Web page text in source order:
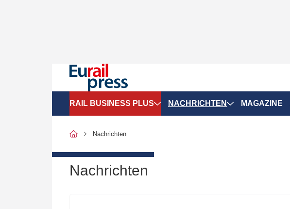
RAIL BUSINESS PLUS
SPNV-Marktdaten
NACHRICHTEN MAGAZINE
Nachrichten
Nachrichten